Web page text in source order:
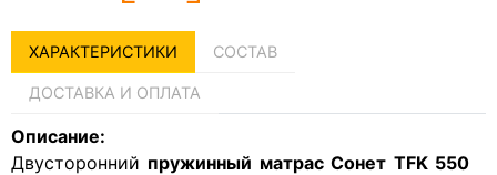
ХАРАКТЕРИСТИКИ СОСТАВ
ДОСТАВКА И ОПЛАТА
Описание:
Двусторонний пружинный матрас Сонет TFK 550